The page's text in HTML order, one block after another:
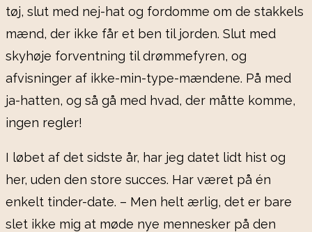
tøj, slut med nej-hat og fordomme om de stakkels
mænd, der ikke får et ben til jorden. Slut med
skyhøje forventning til drømmefyren, og
afvisninger af ikke-min-type-mændene. På med
ja-hatten, og så gå med hvad, der måtte komme,
ingen regler!
I løbet af det sidste år, har jeg datet lidt hist og
her, uden den store succes. Har været på én
enkelt tinder-date. – Men helt ærlig, det er bare
slet ikke mig at møde nye mennesker på den